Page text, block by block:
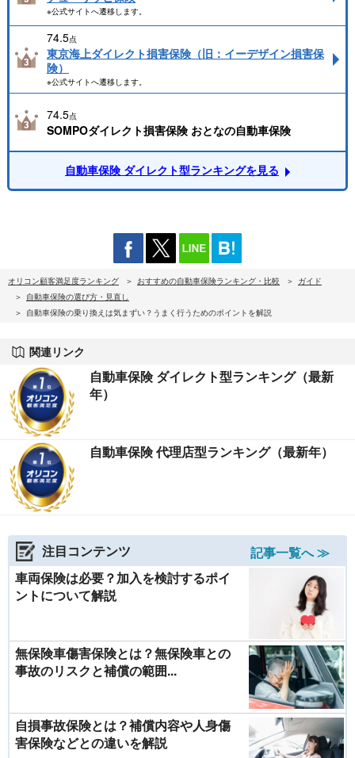
※公式サイトへ遷移します。
74.5点
東京海上ダイレクト損害保険（旧：イーデザイン損害保
険）
※公式サイトへ遷移します。
74.5点
SOMPOダイレクト損害保険 おとなの自動車保険
自動車保険 ダイレクト型ランキングを見る
オリコン顧客満足度ランキング おすすめの自動車保険ランキング・比較
ガイド
自動車保険の選び方・見直し
自動車保険の乗り換えは気まずい？うまく行うためのポイントを解説
関連リンク
自動車保険 ダイレクト型ランキング（最新
年）
自動車保険 代理店型ランキング（最新年）
注目コンテンツ
記事一覧へ ≫
車両保険は必要？加入を検討するポイ
ントについて解説
無保険車傷害保険とは？無保険車との
事故のリスクと補償の範囲...
自損事故保険とは？補償内容や人身傷
害保険などとの違いを解説